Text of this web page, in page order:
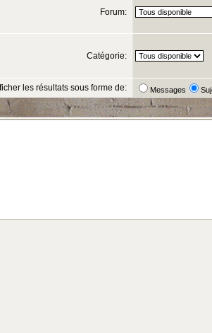
Forum:
Catégorie:
les résultats sous forme de: Messages